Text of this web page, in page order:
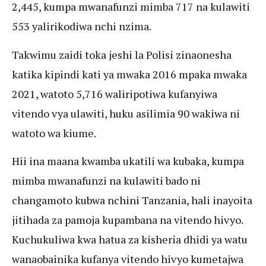
2,445, kumpa mwanafunzi mimba 717 na kulawiti
553 yalirikodiwa nchi nzima.
Takwimu zaidi toka jeshi la Polisi zinaonesha
katika kipindi kati ya mwaka 2016 mpaka mwaka
2021, watoto 5,716 waliripotiwa kufanyiwa
vitendo vya ulawiti, huku asilimia 90 wakiwa ni
watoto wa kiume.
Hii ina maana kwamba ukatili wa kubaka, kumpa
mimba mwanafunzi na kulawiti bado ni
changamoto kubwa nchini Tanzania, hali inayoita
jitihada za pamoja kupambana na vitendo hivyo.
Kuchukuliwa kwa hatua za kisheria dhidi ya watu
wanaobainika kufanya vitendo hivyo kumetajwa